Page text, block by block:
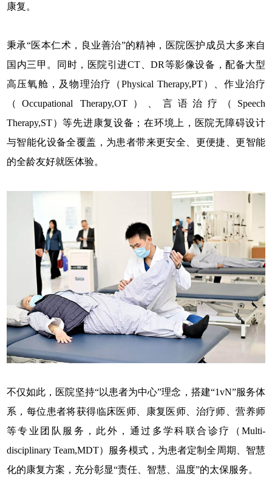
康复。
秉承“医本仁术，良业善治”的精神，医院医护成员大多来自
国内三甲。同时，医院引进CT、DR等影像设备，配备大型
高压氧舱，及物理治疗（Physical Therapy,PT）、作业治疗
（Occupational Therapy,OT）、言语治疗（Speech
Therapy,ST）等先进康复设备；在环境上，医院无障碍设计
与智能化设备全覆盖，为患者带来更安全、更便捷、更智能
的全龄友好就医体验。
不仅如此，医院坚持“以患者为中心”理念，搭建“1vN”服务体
系，每位患者将获得临床医师、康复医师、治疗师、营养师
等专业团队服务，此外，通过多学科联合诊疗（Multi-
disciplinary Team,MDT）服务模式，为患者定制全周期、智慧
化的康复方案，充分彰显“责任、智慧、温度”的太保服务。